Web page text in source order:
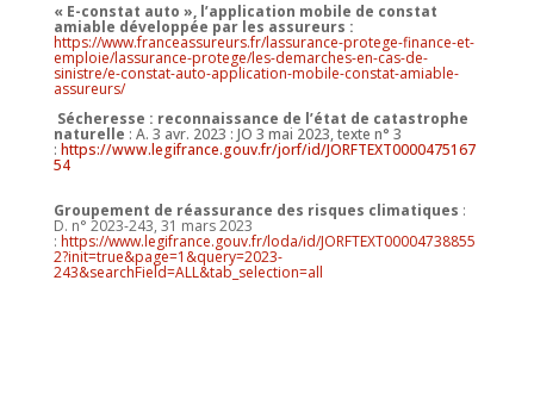
« E-constat auto », l’application mobile de constat
amiable développée par les assureurs :
https://www.franceassureurs.fr/lassurance-protege-finance-et-
emploie/lassurance-protege/les-demarches-en-cas-de-
sinistre/e-constat-auto-application-mobile-constat-amiable-
assureurs/
Sécheresse : reconnaissance de l’état de catastrophe
naturelle : A. 3 avr. 2023 : JO 3 mai 2023, texte n° 3
: https://www.legifrance.gouv.fr/jorf/id/JORFTEXT0000475167
54
Groupement de réassurance des risques climatiques :
D. n° 2023-243, 31 mars 2023
: https://www.legifrance.gouv.fr/loda/id/JORFTEXT00004738855
2?init=true&page=1&query=2023-
243&searchField=ALL&tab_selection=all